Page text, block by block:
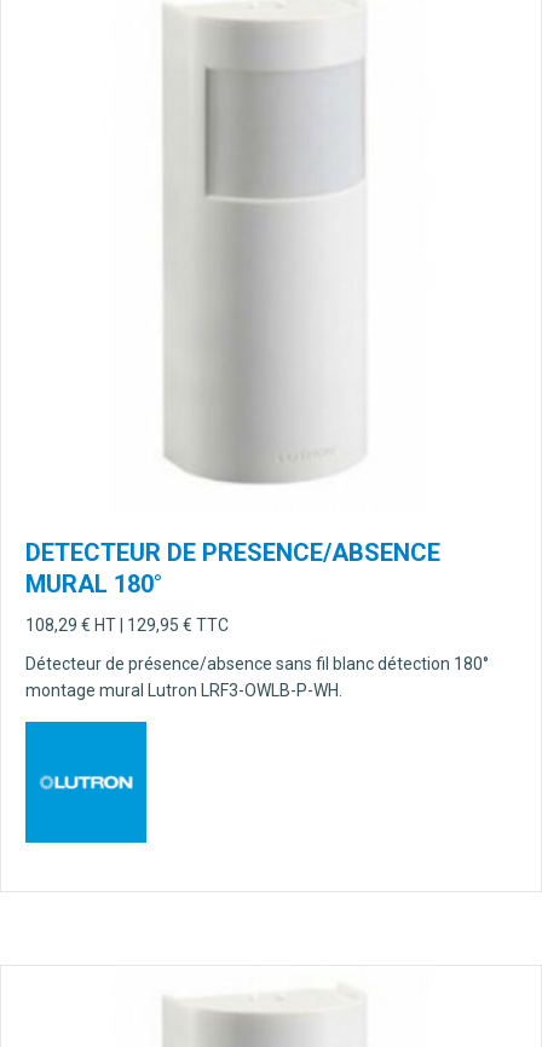
DETECTEUR DE PRESENCE/ABSENCE
MURAL 180°
108,29 € HT | 129,95 € TTC
Détecteur de présence/absence sans fil blanc détection 180°
montage mural Lutron LRF3-OWLB-P-WH.